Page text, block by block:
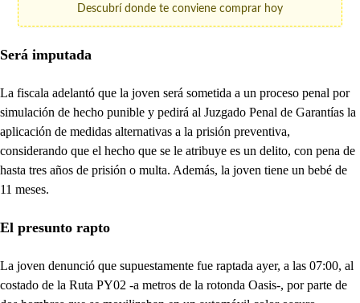
Descubrí donde te conviene comprar hoy
Será imputada
La fiscala adelantó que la joven será sometida a un proceso penal por
simulación de hecho punible y pedirá al Juzgado Penal de Garantías la
aplicación de medidas alternativas a la prisión preventiva,
considerando que el hecho que se le atribuye es un delito, con pena de
hasta tres años de prisión o multa. Además, la joven tiene un bebé de
11 meses.
El presunto rapto
La joven denunció que supuestamente fue raptada ayer, a las 07:00, al
costado de la Ruta PY02 -a metros de la rotonda Oasis-, por parte de